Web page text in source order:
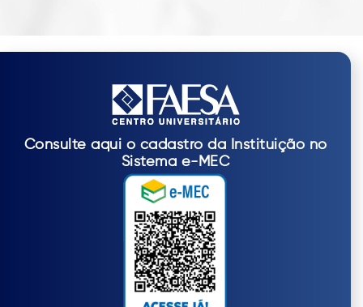
Consulte aqui o cadastro da Instituição no
Sistema e-MEC